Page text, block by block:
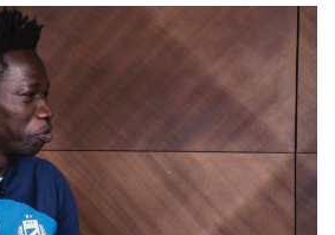
NYITÓLAP
HÍREK
CSAPATOK
MÉRKŐZÉSEK
KLUB